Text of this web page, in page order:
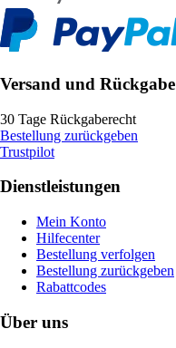
Versand und Rückgabe
30 Tage Rückgaberecht
Bestellung zurückgeben
Trustpilot
Dienstleistungen
Mein Konto
Hilfecenter
Bestellung verfolgen
Bestellung zurückgeben
Rabattcodes
Über uns